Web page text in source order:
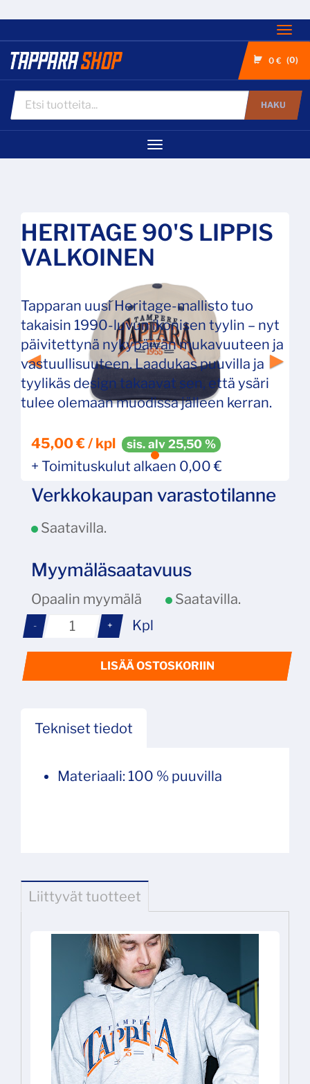
0 € 0
HAKU
Navigaatio
HERITAGE 90'S LIPPIS
VALKOINEN
Tapparan uusi Heritage-mallisto tuo
takaisin 1990-luvun ikonisen tyylin – nyt
päivitettynä nykypäivän mukavuuteen ja
vastuullisuuteen. Laadukas puuvilla ja
tyylikäs design takaavat sen, että ysäri
tulee olemaan muodissa jälleen kerran.
45,00 € / kpl sis. alv 25,50 %
+ Toimituskulut alkaen 0,00 €
Verkkokaupan varastotilanne
Saatavilla.
Myymäläsaatavuus
Opaalin myymälä Saatavilla.
- + Kpl
LISÄÄ OSTOSKORIIN
Tekniset tiedot
Materiaali: 100 % puuvilla
Liittyvät tuotteet